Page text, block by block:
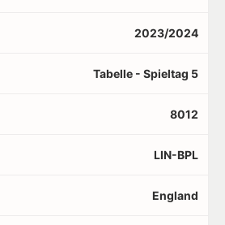
2023/2024
Tabelle - Spieltag 5
8012
LIN-BPL
England